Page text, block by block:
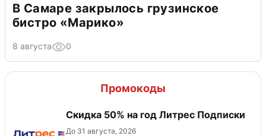
В Самаре закрылось грузинское
бистро «Марико»
8 августа 0
Промокоды
Скидка 50% на год Литрес Подписки
До 31 августа, 2026